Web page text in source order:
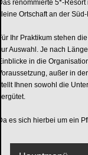
renommierte 5*-
Ortschaft an der
Ihr Praktikum stehen
Auswahl. Je nach
in die
außer in
Ihnen sowohl die
es sich hierbei um ein